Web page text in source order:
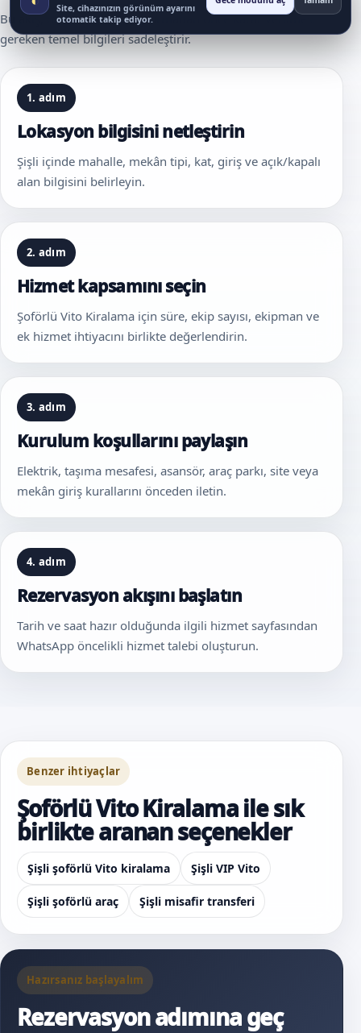
Bu akış, hizmet talebi oluşturmadan önce karar verilmesi
gereken temel bilgileri sadeleştirir.
1. adım
Lokasyon bilgisini netleştirin
Şişli içinde mahalle, mekân tipi, kat, giriş ve açık/kapalı
alan bilgisini belirleyin.
2. adım
Hizmet kapsamını seçin
Şoförlü Vito Kiralama için süre, ekip sayısı, ekipman ve
ek hizmet ihtiyacını birlikte değerlendirin.
3. adım
Kurulum koşullarını paylaşın
Elektrik, taşıma mesafesi, asansör, araç parkı, site veya
mekân giriş kurallarını önceden iletin.
4. adım
Rezervasyon akışını başlatın
Tarih ve saat hazır olduğunda ilgili hizmet sayfasından
WhatsApp öncelikli hizmet talebi oluşturun.
Benzer ihtiyaçlar
Şoförlü Vito Kiralama ile sık
birlikte aranan seçenekler
Şişli şoförlü Vito kiralama Şişli VIP Vito
Şişli şoförlü araç Şişli misafir transferi
Hazırsanız başlayalım
Rezervasyon adımına geç
Site, cihazınızın görünüm ayarını
otomatik takip ediyor.